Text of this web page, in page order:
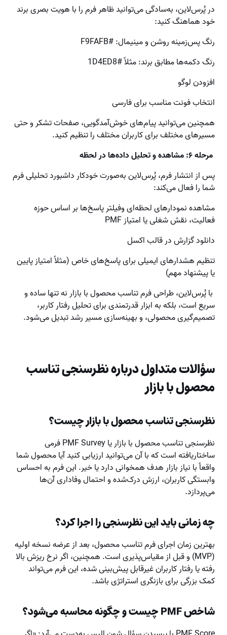
در پُرس‌لاین، به‌سادگی می‌توانید ظاهر فرم را با هویت بصری برند
خود هماهنگ کنید:
رنگ پس‌زمینه روشن و مینیمال: #F9FAFB
رنگ دکمه‌ها مطابق برند: مثلاً #1D4ED8
افزودن لوگو
انتخاب فونت مناسب برای فارسی
همچنین می‌توانید پیام‌های خوش‌آمدگویی، صفحات تشکر و حتی
مسیرهای مختلف برای کاربران مختلف را تنظیم کنید.
مرحله ۶: مشاهده و تحلیل داده‌ها در لحظه
پس از انتشار فرم، پُرس‌لاین به‌صورت خودکار داشبورد تحلیلی فرم
شما را فعال می‌کند:
مشاهده نمودارهای لحظه‌ای وفیلتر پاسخ‌ها بر اساس حوزه
فعالیت، نقش شغلی یا امتیاز PMF
دانلود گزارش در قالب اکسل
تنظیم هشدارهای ایمیلی برای پاسخ‌های خاص (مثلاً امتیاز پایین
یا پیشنهاد مهم)
با پُرس‌لاین، طراحی فرم تناسب محصول با بازار نه تنها ساده و
سریع است، بلکه به ابزار قدرتمندی برای تحلیل رفتار کاربر،
تصمیم‌گیری محصولی، و بهینه‌سازی مسیر رشد تبدیل می‌شود.
سؤالات متداول درباره نظرسنجی تناسب
محصول با بازار
نظرسنجی تناسب محصول با بازار چیست؟
نظرسنجی تناسب محصول با بازار یا PMF Survey فرمی
ساختاریافته است که با آن می‌توانید ارزیابی کنید آیا محصول شما
واقعاً با نیاز بازار هدف همخوانی دارد یا خیر. این فرم به احساس
وابستگی کاربران، ارزش درک‌شده و احتمال وفاداری آن‌ها
می‌پردازد.
چه زمانی باید این نظرسنجی را اجرا کرد؟
بهترین زمان اجرای فرم تناسب محصول، بعد از عرضه نسخه اولیه
(MVP) و قبل از مقیاس‌پذیری است. همچنین، اگر نرخ ریزش بالا
رفته یا رفتار کاربران غیرقابل پیش‌بینی شده، این فرم می‌تواند
کمک بزرگی برای بازنگری استراتژی باشد.
شاخص PMF چیست و چگونه محاسبه می‌شود؟